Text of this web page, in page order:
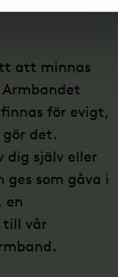
att minnas
för evigt,
det.
dig själv eller
ges som gåva i
en
till vår